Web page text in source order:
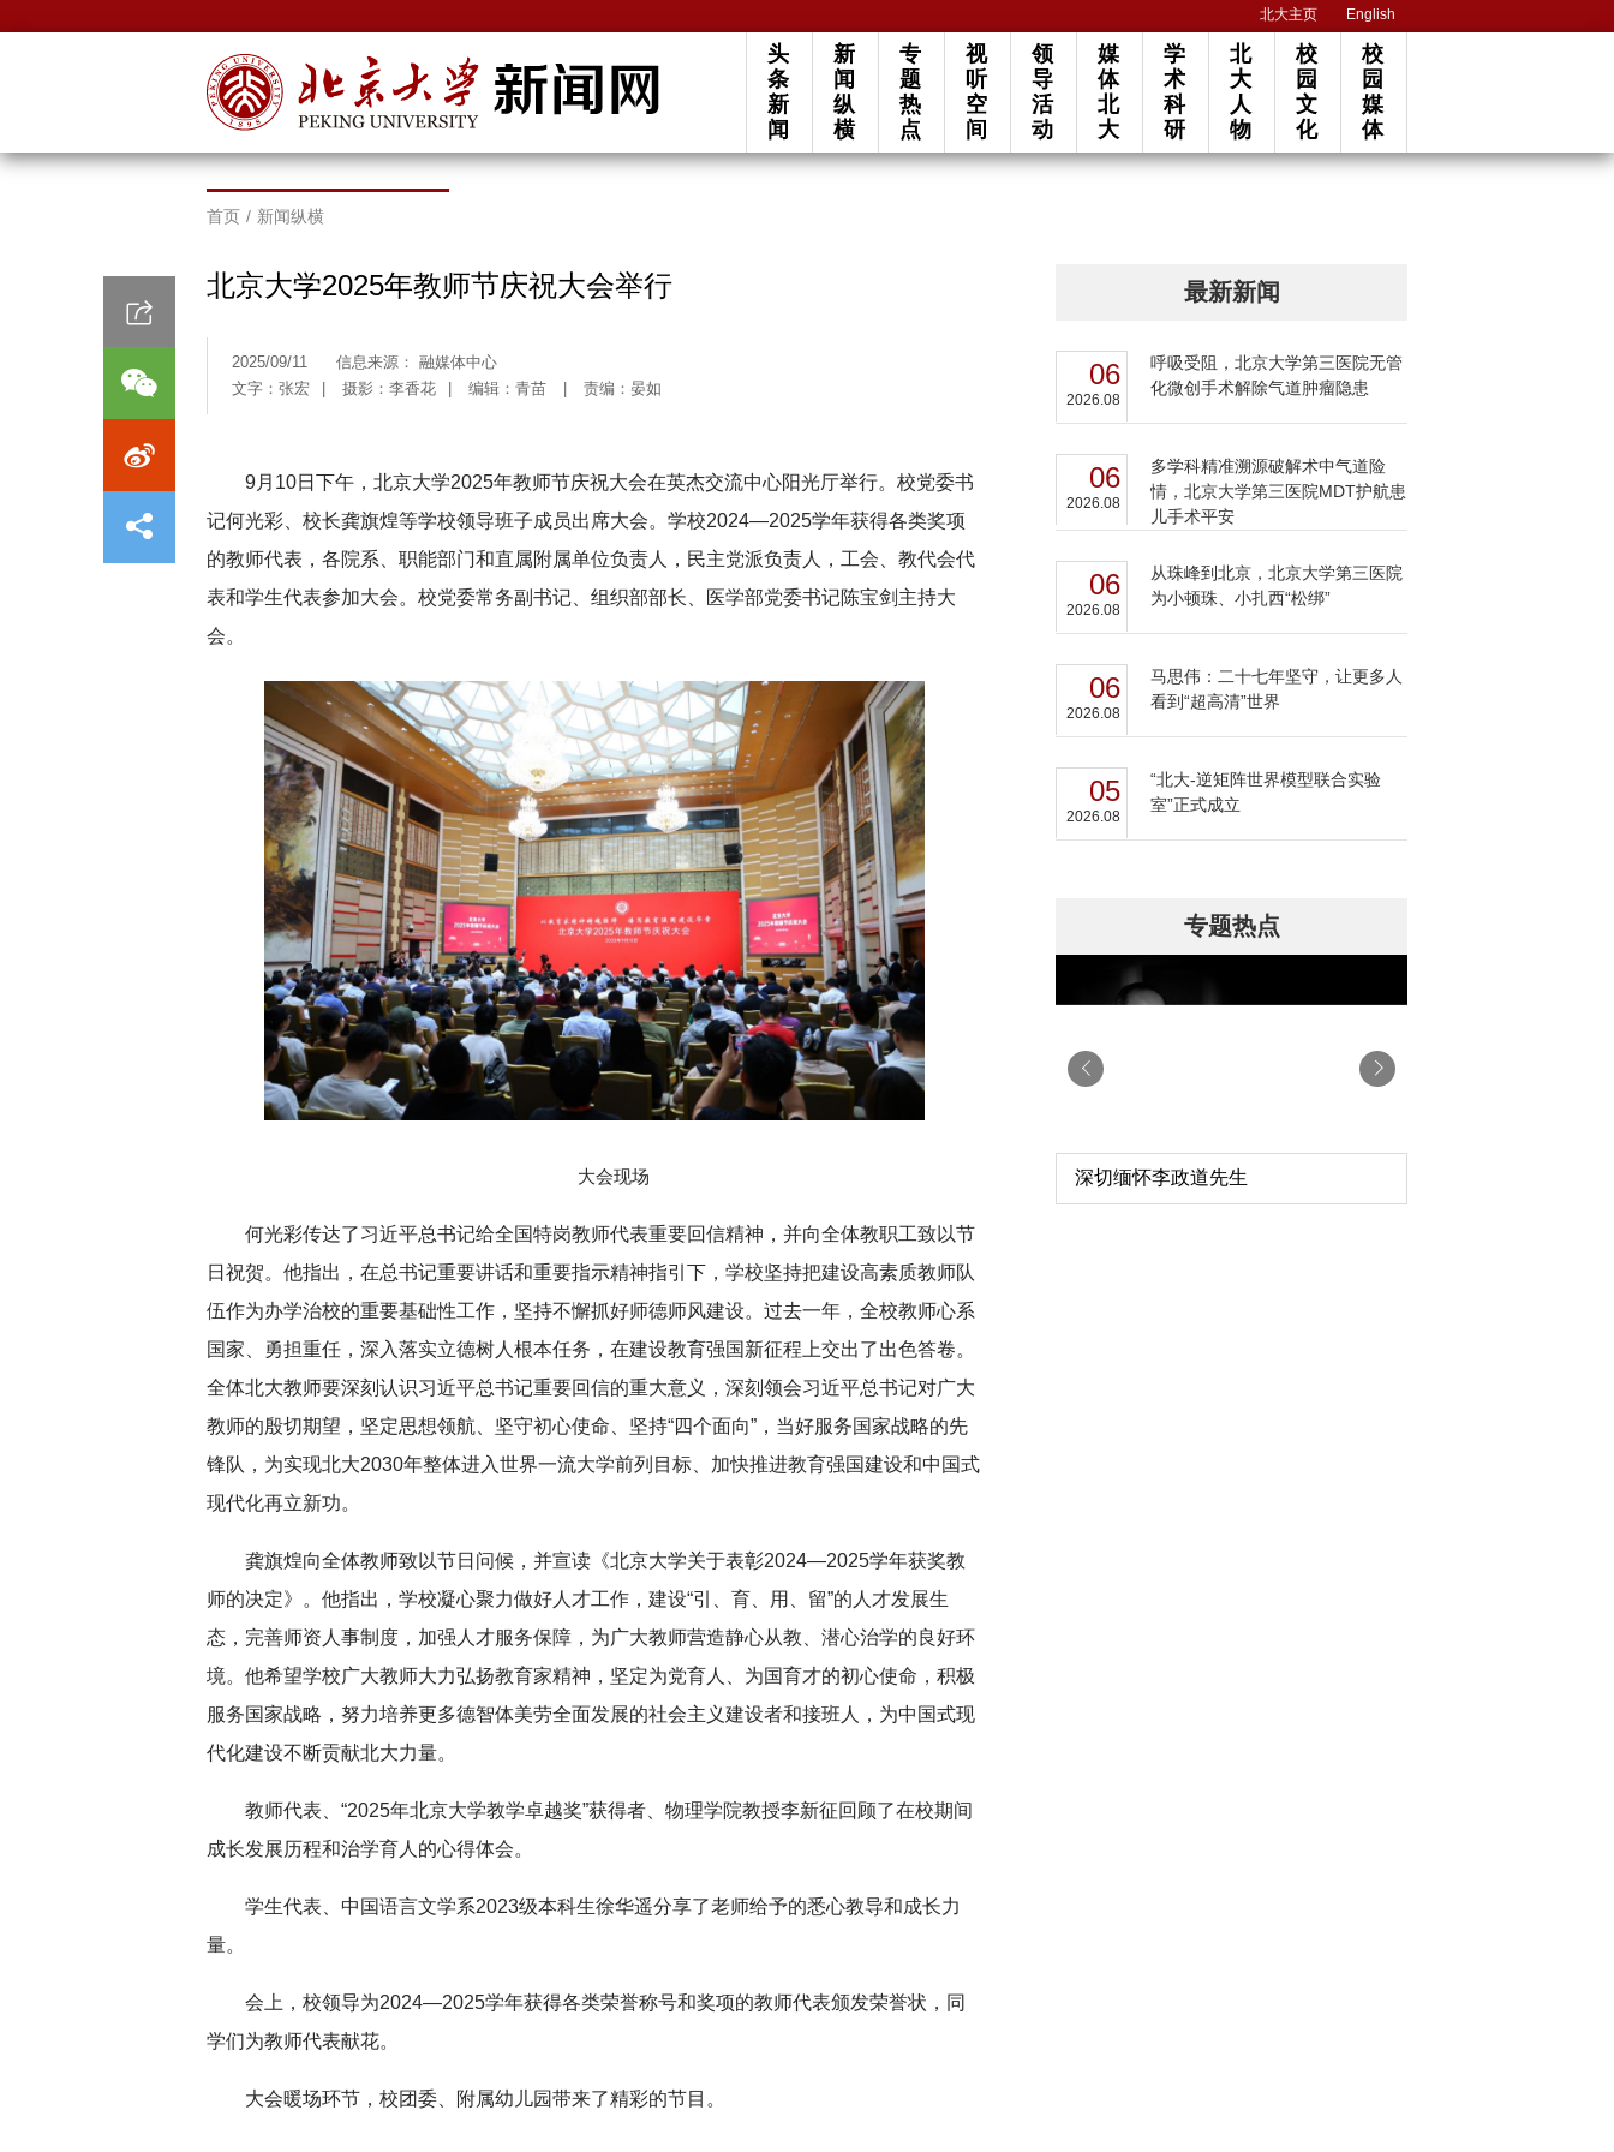
北大主页 English
头
条
新
闻
新
闻
纵
横
专
题
热
点
视
听
空
间
领
导
活
动
媒
体
北
大
学
术
科
研
北
大
人
物
校
园
文
化
校
园
媒
体
首页 / 新闻纵横
北京大学2025年教师节庆祝大会举行
2025/09/11
信息来源： 融媒体中心
文字：张宏
摄影：李香花 编辑：青苗 责编：晏如
9月10日下午，北京大学2025年教师节庆祝大会在英杰交流中心阳光厅举行。校党委书
记何光彩、校长龚旗煌等学校领导班子成员出席大会。学校2024—2025学年获得各类奖项
的教师代表，各院系、职能部门和直属附属单位负责人，民主党派负责人，工会、教代会代
表和学生代表参加大会。校党委常务副书记、组织部部长、医学部党委书记陈宝剑主持大
会。
大会现场
何光彩传达了习近平总书记给全国特岗教师代表重要回信精神，并向全体教职工致以节
日祝贺。他指出，在总书记重要讲话和重要指示精神指引下，学校坚持把建设高素质教师队
伍作为办学治校的重要基础性工作，坚持不懈抓好师德师风建设。过去一年，全校教师心系
国家、勇担重任，深入落实立德树人根本任务，在建设教育强国新征程上交出了出色答卷。
全体北大教师要深刻认识习近平总书记重要回信的重大意义，深刻领会习近平总书记对广大
教师的殷切期望，坚定思想领航、坚守初心使命、坚持“四个面向”，当好服务国家战略的先
锋队，为实现北大2030年整体进入世界一流大学前列目标、加快推进教育强国建设和中国式
现代化再立新功。
龚旗煌向全体教师致以节日问候，并宣读《北京大学关于表彰2024—2025学年获奖教
师的决定》。他指出，学校凝心聚力做好人才工作，建设“引、育、用、留”的人才发展生
态，完善师资人事制度，加强人才服务保障，为广大教师营造静心从教、潜心治学的良好环
境。他希望学校广大教师大力弘扬教育家精神，坚定为党育人、为国育才的初心使命，积极
服务国家战略，努力培养更多德智体美劳全面发展的社会主义建设者和接班人，为中国式现
代化建设不断贡献北大力量。
教师代表、“2025年北京大学教学卓越奖”获得者、物理学院教授李新征回顾了在校期间
成长发展历程和治学育人的心得体会。
学生代表、中国语言文学系2023级本科生徐华遥分享了老师给予的悉心教导和成长力
量。
会上，校领导为2024—2025学年获得各类荣誉称号和奖项的教师代表颁发荣誉状，同
学们为教师代表献花。
大会暖场环节，校团委、附属幼儿园带来了精彩的节目。
最新新闻
06
2026.08
呼吸受阻，北京大学第三医院无管
化微创手术解除气道肿瘤隐患
06
2026.08
多学科精准溯源破解术中气道险
情，北京大学第三医院MDT护航患
儿手术平安
06
2026.08
从珠峰到北京，北京大学第三医院
为小顿珠、小扎西“松绑”
06
2026.08
马思伟：二十七年坚守，让更多人
看到“超高清”世界
05
2026.08
“北大-逆矩阵世界模型联合实验
室”正式成立
专题热点
扎实开展树立和践行正确政绩观学习教
深切缅怀李政道先生